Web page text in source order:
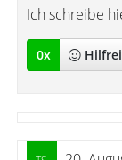
Ich schreibe
0x